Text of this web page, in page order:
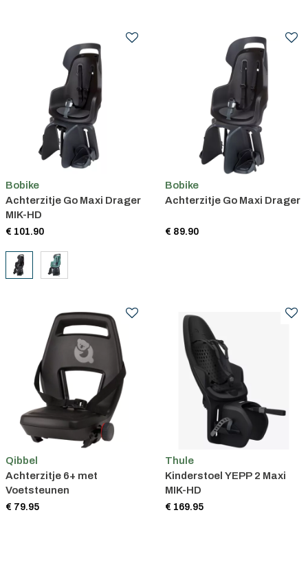
Bobike
Achterzitje Go Maxi Drager
MIK-HD
€ 101.90
Bobike
Achterzitje Go Maxi Drager
€ 89.90
Qibbel
Achterzitje 6+ met
Voetsteunen
€ 79.95
Thule
Kinderstoel YEPP 2 Maxi
MIK-HD
€ 169.95